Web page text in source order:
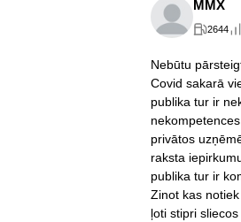
MMX
2644
Nebūtu
Covid sakarā
publika tur ir
privātos
raksta
publika tur ir
Zinot kas
ļoti stipri